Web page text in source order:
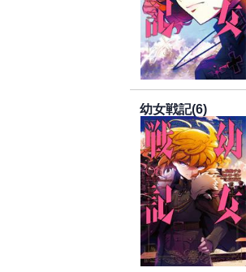
幼女戦記(6)